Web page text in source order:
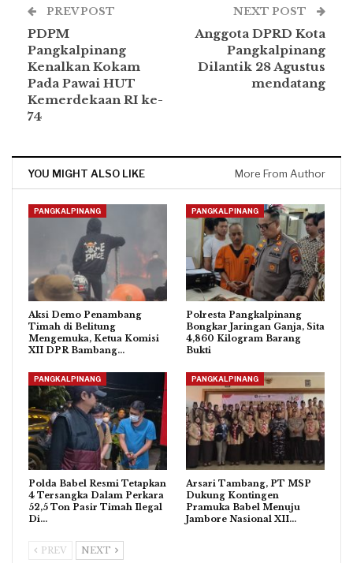
PREV POST
PDPM
Pangkalpinang
Kenalkan Kokam
Pada Pawai HUT
Kemerdekaan RI ke-
74
NEXT POST
Anggota DPRD Kota
Pangkalpinang
Dilantik 28 Agustus
mendatang
YOU MIGHT ALSO LIKE More From Author
PANGKALPINANG
Aksi Demo Penambang
Timah di Belitung
Mengemuka, Ketua Komisi
XII DPR Bambang…
PANGKALPINANG
Polresta Pangkalpinang
Bongkar Jaringan Ganja, Sita
4,860 Kilogram Barang
Bukti
PANGKALPINANG
Polda Babel Resmi Tetapkan
4 Tersangka Dalam Perkara
52,5 Ton Pasir Timah Ilegal
Di…
PANGKALPINANG
Arsari Tambang, PT MSP
Dukung Kontingen
Pramuka Babel Menuju
Jambore Nasional XII…
PREV NEXT